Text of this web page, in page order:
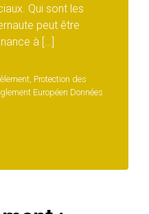
Qui sont les
peut être
à […]
, Protection des
Européen Données